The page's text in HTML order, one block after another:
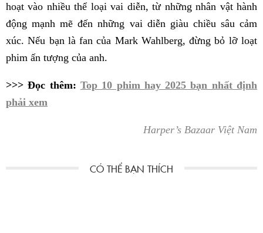
hoạt vào nhiều thể loại vai diễn, từ những nhân vật hành
động mạnh mẽ đến những vai diễn giàu chiều sâu cảm
xúc. Nếu bạn là fan của Mark Wahlberg, đừng bỏ lỡ loạt
phim ấn tượng của anh.
>>> Đọc thêm: Top 10 phim hay 2025 bạn nhất định
phải xem
Harper’s Bazaar Việt Nam